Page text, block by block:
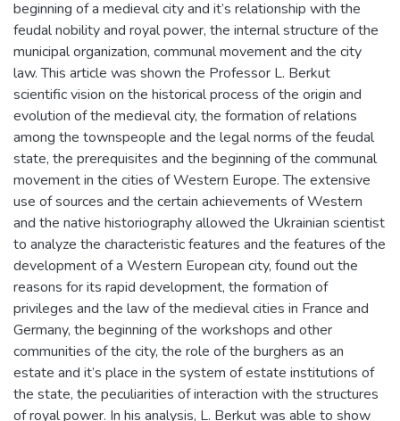
beginning of a medieval city and it’s relationship with the
feudal nobility and royal power, the internal structure of the
municipal organization, communal movement and the city
law. This article was shown the Professor L. Berkut
scientific vision on the historical process of the origin and
evolution of the medieval city, the formation of relations
among the townspeople and the legal norms of the feudal
state, the prerequisites and the beginning of the communal
movement in the cities of Western Europe. The extensive
use of sources and the certain achievements of Western
and the native historiography allowed the Ukrainian scientist
to analyze the characteristic features and the features of the
development of a Western European city, found out the
reasons for its rapid development, the formation of
privileges and the law of the medieval cities in France and
Germany, the beginning of the workshops and other
communities of the city, the role of the burghers as an
estate and it’s place in the system of estate institutions of
the state, the peculiarities of interaction with the structures
of royal power. In his analysis, L. Berkut was able to show